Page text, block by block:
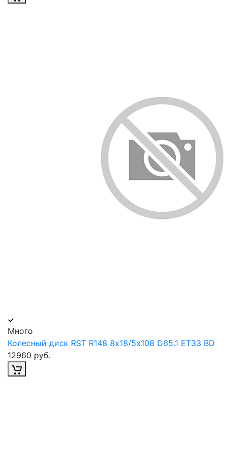
Много
Колесный диск RST R148 8х18/5х108 D65.1 ET33 BD
12960 руб.